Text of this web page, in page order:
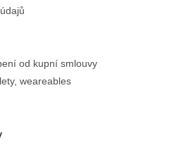
od kupní smlouvy
weareables